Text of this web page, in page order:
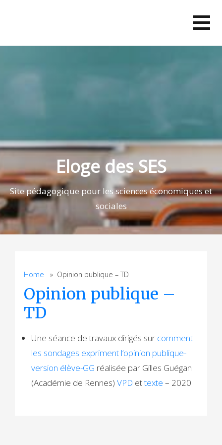
Eloge des SES
Site pédagogique pour les sciences économiques et
sociales
Home » Opinion publique – TD
Opinion publique –
TD
Une séance de travaux dirigés sur comment
les sondages expriment l’opinion publique-
version élève-GG réalisée par Gilles Guégan
(Académie de Rennes)VPD ettexte – 2020